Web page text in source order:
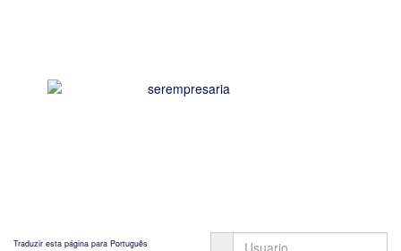
Traduzir esta página para Português